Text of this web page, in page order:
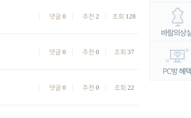
조회 128
추천 2
댓글 0
조회 37
추천 0
댓글 0
조회 22
추천 0
댓글 0